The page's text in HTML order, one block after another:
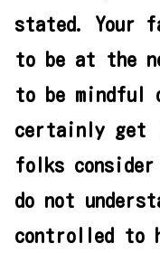
stated. Your
to be at the
to be mindful
certainly get
folks
do not
controlled to